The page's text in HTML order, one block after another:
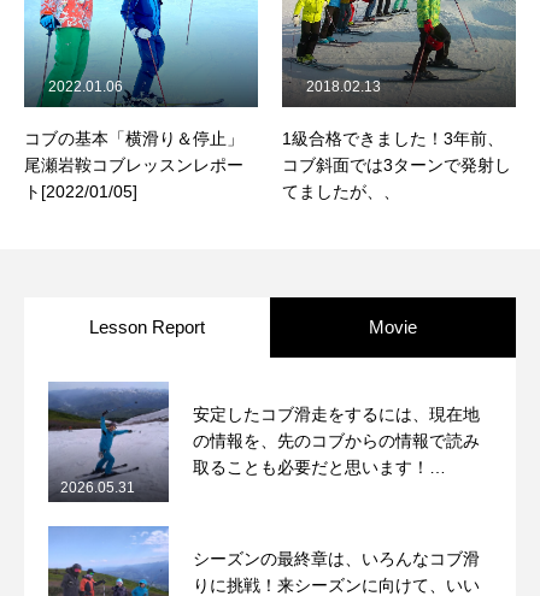
コブの基本「横滑り＆停止」
尾瀬岩鞍コブレッスンレポー
ト[2022/01/05]
2022.01.06
1級合格できました！3年前、
コブ斜面では3ターンで発射し
てましたが、、
2018.02.13
Lesson Report Movie
安定したコブ滑走をするには、現在地
の情報を、先のコブからの情報で読み
取ることも必要だと思います！
2026.05.31
シーズンの最終章は、いろんなコブ滑
りに挑戦！来シーズンに向けて、いい